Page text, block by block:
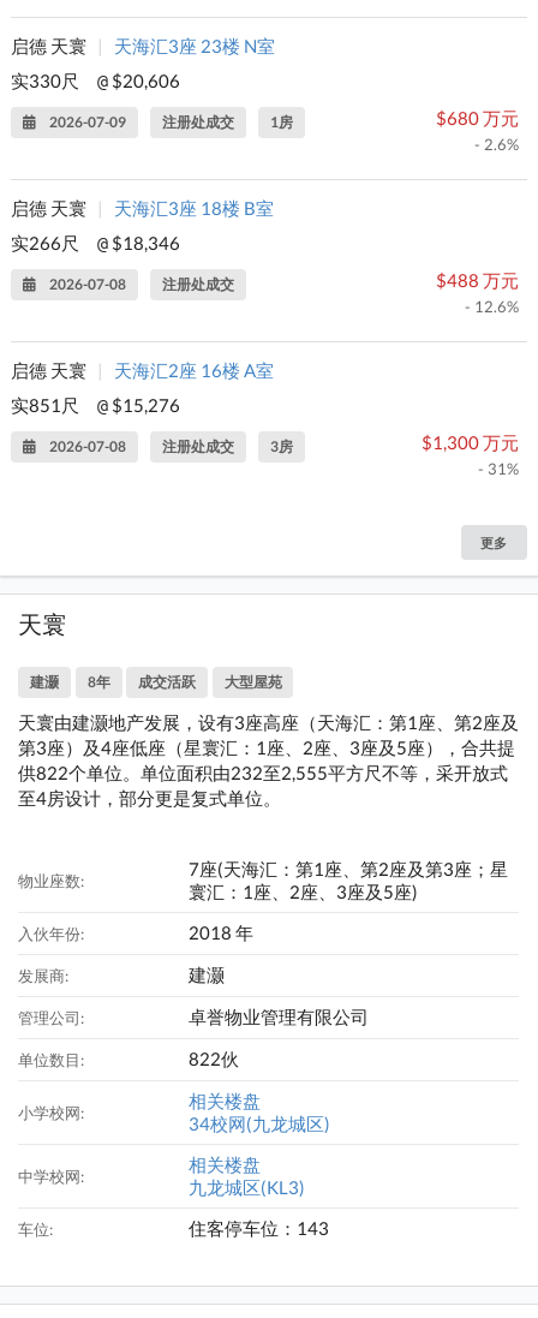
启德 天寰 |
天海汇3座 23楼 N室
实330尺
@ $20,606
2026-07-09 注册处成交 1房 $680 万元
- 2.6%
启德 天寰 |
天海汇3座 18楼 B室
实266尺
@ $18,346
2026-07-08 注册处成交 $488 万元
- 12.6%
启德 天寰 |
天海汇2座 16楼 A室
实851尺
@ $15,276
2026-07-08 注册处成交 3房 $1,300 万元
- 31%
更多
天寰
建灏 8年 成交活跃 大型屋苑
天寰由建灏地产发展，设有3座高座（天海汇：第1座、第2座及
第3座）及4座低座（星寰汇：1座、2座、3座及5座），合共提
供822个单位。单位面积由232至2,555平方尺不等，采开放式
至4房设计，部分更是复式单位。
物业座数:
7座(天海汇：第1座、第2座及第3座；星
寰汇：1座、2座、3座及5座)
入伙年份: 2018 年
发展商: 建灏
管理公司: 卓誉物业管理有限公司
单位数目: 822伙
小学校网:
相关楼盘
34校网(九龙城区)
中学校网:
相关楼盘
九龙城区(KL3)
车位: 住客停车位：143